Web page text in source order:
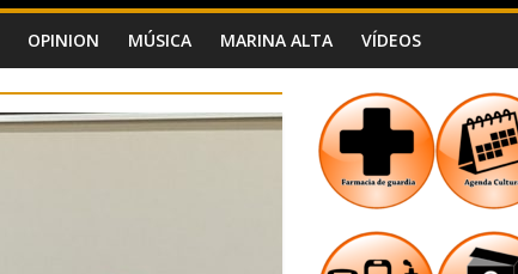
OPINION MÚSICA MARINA ALTA VÍDEOS